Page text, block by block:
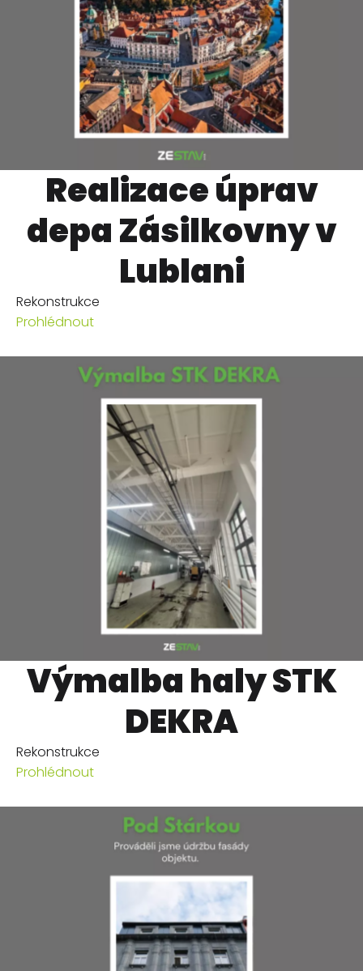
Realizace úprav
depa Zásilkovny v
Lublani
Rekonstrukce
Prohlédnout
Výmalba haly STK
DEKRA
Rekonstrukce
Prohlédnout